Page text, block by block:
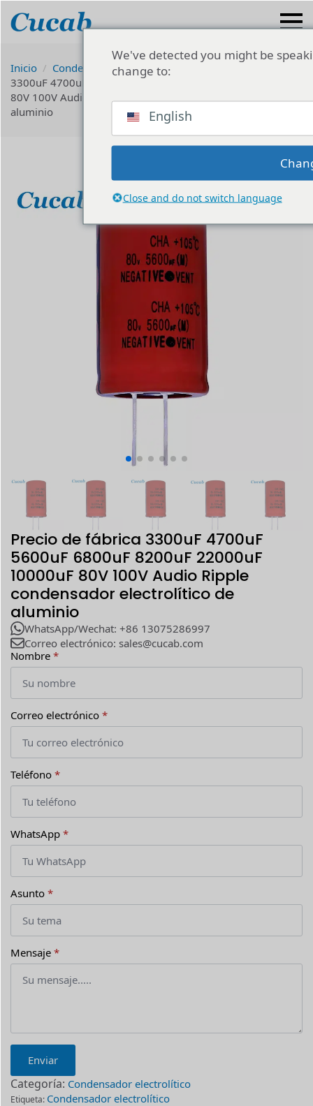
Inicio Condensador electrolítico
3300uF 4700uF 5600uF 6800uF 8200uF 22000uF 10000uF
80V 100V Audio Ripple condensador electrolítico de
aluminio
Precio de fábrica 3300uF 4700uF
5600uF 6800uF 8200uF 22000uF
10000uF 80V 100V Audio Ripple
condensador electrolítico de
aluminio
WhatsApp/Wechat: +86 13075286997
Correo electrónico: sales@cucab.com
Nombre *
Correo electrónico *
Teléfono *
WhatsApp *
Asunto *
Mensaje *
Enviar
Categoría: Condensador electrolítico
Etiqueta: Condensador electrolítico
We've detected you might be
change to:
English
Close and do not switch language